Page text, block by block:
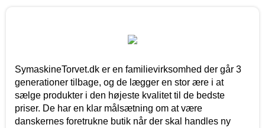
SymaskineTorvet.dk er en familievirksomhed der går 3
generationer tilbage, og de lægger en stor ære i at
sælge produkter i den højeste kvalitet til de bedste
priser. De har en klar målsætning om at være
danskernes foretrukne butik når der skal handles ny